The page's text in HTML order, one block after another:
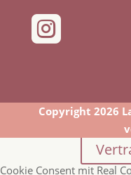

Copyright 2026
Cookie Consent mit Real